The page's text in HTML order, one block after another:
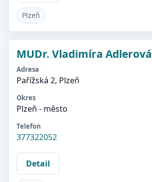
Plzeň
MUDr. Vladimíra Adlerová
Adresa
Pařížská 2, Plzeň
Okres
Plzeň - město
Telefon
377322052
Detail